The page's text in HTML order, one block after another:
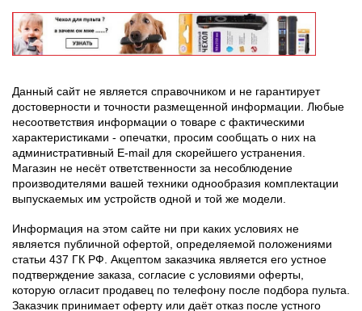
Данный сайт не является справочником и не гарантирует
достоверности и точности размещенной информации. Любые
несоответствия информации о товаре с фактическими
характеристиками - опечатки, просим сообщать о них на
административный E-mail для скорейшего устранения.
Магазин не несёт ответственности за несоблюдение
производителями вашей техники однообразия комплектации
выпускаемых им устройств одной и той же модели.
Информация на этом сайте ни при каких условиях не
является публичной офертой, определяемой положениями
статьи 437 ГК РФ. Акцептом заказчика является его устное
подтверждение заказа, согласие с условиями оферты,
которую огласит продавец по телефону после подбора пульта.
Заказчик принимает оферту или даёт отказ после устного